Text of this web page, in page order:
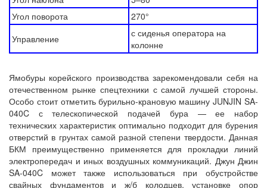
Угол поворота
270°
Управление
с сиденья оператора на
колонне
Ямобуры корейского производства зарекомендовали себя на
отечественном рынке спецтехники с самой лучшей стороны.
Особо стоит отметить бурильно-крановую машину JUNJIN SA-
040C с телескопической подачей бура — ее набор
технических характеристик оптимально подходит для бурения
отверстий в грунтах самой разной степени твердости. Данная
БКМ преимущественно применяется для прокладки линий
электропередач и иных воздушных коммуникаций. Джун Джин
SA-040C может также использоваться при обустройстве
свайных фундаментов и ж/б колодцев, установке опор